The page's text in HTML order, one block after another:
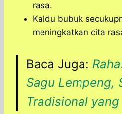
rasa.
Kaldu bubuk
meningkatkan cita
Baca Juga:
Sagu Lempeng,
Tradisional